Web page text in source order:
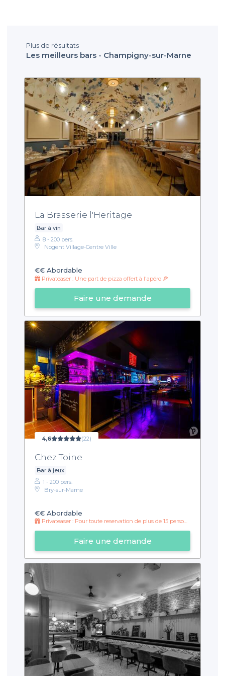
Plus de résultats
Les meilleurs bars - Champigny-sur-Marne
La Brasserie l'Heritage
Bar à vin
8 - 200 pers.
Nogent Village-Centre Ville
€€ Abordable
Privateaser : Une part de pizza offert à l'apéro 🍕
Faire une demande
4,6 (22)
Chez Toine
Bar à jeux
1 - 200 pers.
Bry-sur-Marne
€€ Abordable
Privateaser : Pour toute reservation de plus de 15 personnes : 1 mètre de shots offert !
Faire une demande